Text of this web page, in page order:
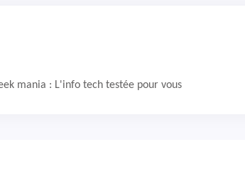
mania : L'info tech testée pour vous